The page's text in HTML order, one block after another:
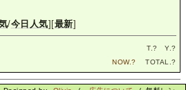
/今日人気][最新]
T.? Y.?
NOW.? TOTAL.?